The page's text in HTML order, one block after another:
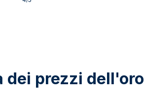
dei prezzi dell'oro